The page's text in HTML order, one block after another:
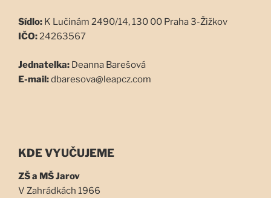
Sídlo: K Lučinám 2490/14, 130 00 Praha 3-Žižkov
IČO:24263567
Jednatelka: Deanna Barešová
E-mail:dbaresova@leapcz.com
KDE VYUČUJEME
ZŠ a MŠ Jarov
V Zahrádkách 1966